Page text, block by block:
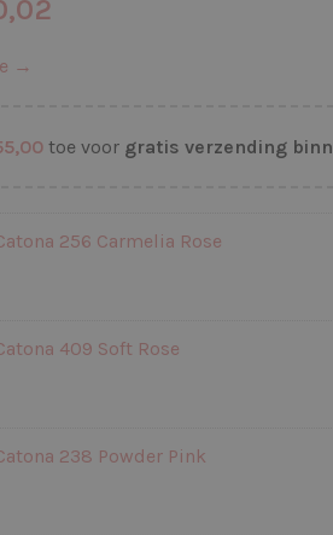
→
toe voor gratis verzending
256 Carmelia Rose
409 Soft Rose
238 Powder Pink